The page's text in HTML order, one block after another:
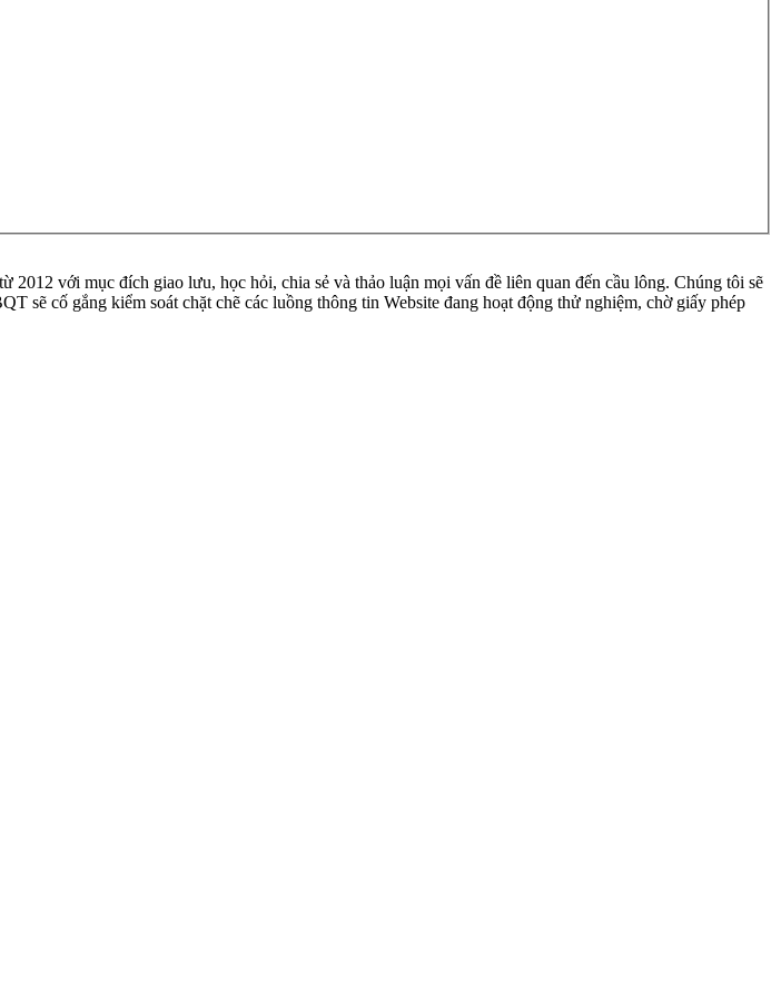
với mục đích giao lưu, học hỏi, chia sẻ và thảo luận mọi vấn đề liên quan đến cầu lông. Chúng tôi sẽ
sẽ cố gắng kiểm soát chặt chẽ các luồng thông tin Website đang hoạt động thử nghiệm, chờ giấy phép